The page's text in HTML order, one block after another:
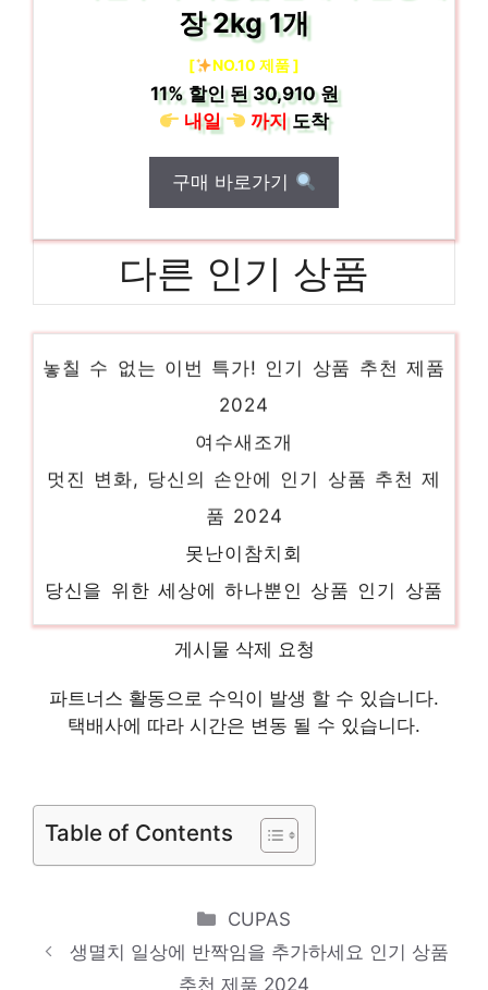
장 2kg 1개
[ NO.10 제품 ]
11%할인 된30,910 원
내일
까지도착
구매 바로가기
다른 인기 상품
중앙맛김
활새우
2024
제품 2024
밥새우
추천 제품 2024
정호영낙지
게시물 삭제 요청
파트너스 활동으로 수익이 발생 할 수 있습니다.
택배사에 따라 시간은 변동 될 수 있습니다.
Table of Contents
Categories
CUPAS
생멸치 일상에 반짝임을 추가하세요 인기 상품
추천 제품 2024